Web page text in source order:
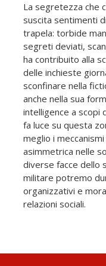
La segretezza che
suscita sentimenti
trapela: torbide
segreti deviati,
ha contribuito alla
delle inchieste
sconfinare nella
anche nella sua
intelligence a scopi
fa luce su questa
meglio i
asimmetrica nelle
diverse facce dello
militare potremo
organizzativi e
relazioni sociali.